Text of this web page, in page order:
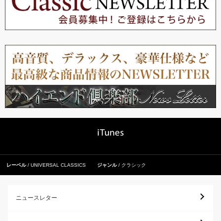
レーベル UNIVERSAL CLASSICS ジャンル クラシック
ニュースレター